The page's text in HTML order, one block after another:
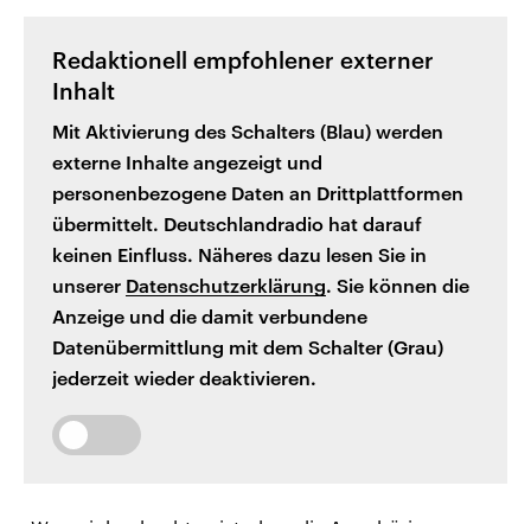
Redaktionell empfohlener externer
Inhalt
Mit Aktivierung des Schalters (Blau) werden
externe Inhalte angezeigt und
personenbezogene Daten an Drittplattformen
übermittelt. Deutschlandradio hat darauf
keinen Einfluss. Näheres dazu lesen Sie in
unserer Datenschutzerklärung. Sie können die
Anzeige und die damit verbundene
Datenübermittlung mit dem Schalter (Grau)
jederzeit wieder deaktivieren.